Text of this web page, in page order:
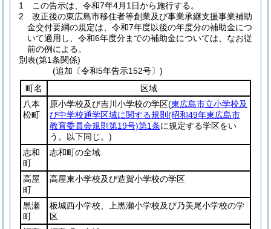
1
この告示は、令和7年4月1日から施行する。
2
改正後の東広島市移住者等創業及び事業承継支援事業補助
金交付要綱の規定は、令和7年度以後の年度分の補助金につ
いて適用し、令和6年度分までの補助金については、なお従
前の例による。
別表(第1条関係)
(追加〔令和5年告示152号〕)
町名
区域
八本
松町
原小学校及び吉川小学校の学区(東広島市立小学校及
び中学校通学区域に関する規則 (昭和49年東広島市
教育委員会規則第19号)第1条に規定する学区をい
う。以下同じ。)
志和
町
志和町の全域
高屋
町
高屋東小学校及び造賀小学校の学区
黒瀬
町
板城西小学校、上黒瀬小学校及び乃美尾小学校の学
区